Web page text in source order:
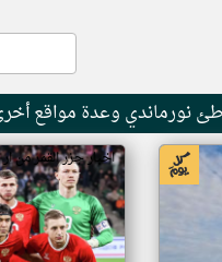
نورماندي وعدة مواقع
اخبار جزر القمر من